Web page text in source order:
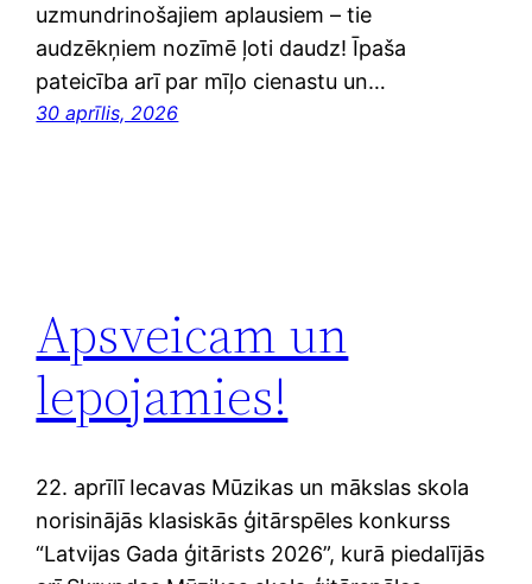
uzmundrinošajiem aplausiem – tie
audzēkņiem nozīmē ļoti daudz! Īpaša
pateicība arī par mīļo cienastu un…
30 aprīlis, 2026
Apsveicam un
lepojamies!
22. aprīlī Iecavas Mūzikas un mākslas skola
norisinājās klasiskās ģitārspēles konkurss
“Latvijas Gada ģitārists 2026”, kurā piedalījās